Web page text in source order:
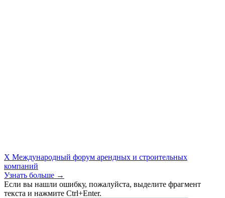
X Международный форум арендных и строительных
компаний
Узнать больше →
Если вы нашли ошибку, пожалуйста, выделите фрагмент
текста и нажмите Ctrl+Enter.